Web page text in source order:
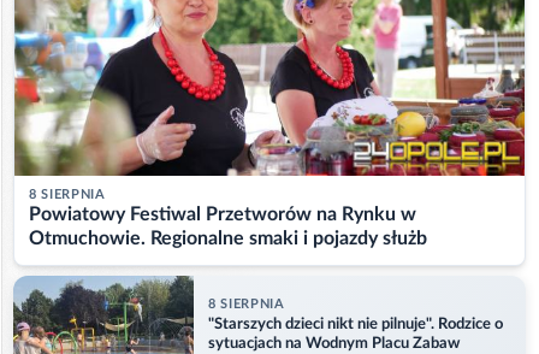
8 SIERPNIA
Powiatowy Festiwal Przetworów na Rynku w
Otmuchowie. Regionalne smaki i pojazdy służb
8 SIERPNIA
"Starszych dzieci nikt nie pilnuje". Rodzice o
sytuacjach na Wodnym Placu Zabaw